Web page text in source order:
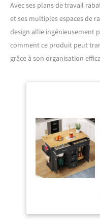
Avec ses plans de travail
et ses multiples espaces de
design allie ingénieusement
comment ce produit peut
grâce à son organisation